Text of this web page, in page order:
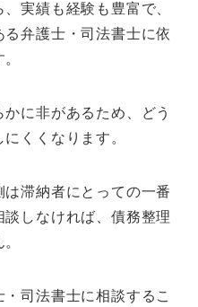
実績も経験も豊富で、
弁護士・司法書士に依
に非があるため、どう
くくなります。
滞納者にとっての一番
しなければ、債務整理
司法書士に相談するこ